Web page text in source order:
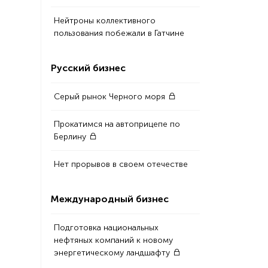
Нейтроны коллективного
пользования побежали в Гатчине
Русский бизнес
Серый рынок Черного моря
Прокатимся на автоприцепе по
Берлину
Нет прорывов в своем отечестве
Международный бизнес
Подготовка национальных
нефтяных компаний к новому
энергетическому ландшафту